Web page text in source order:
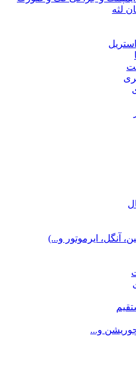
لثه
آنگل، ایرموتور و...)
و...